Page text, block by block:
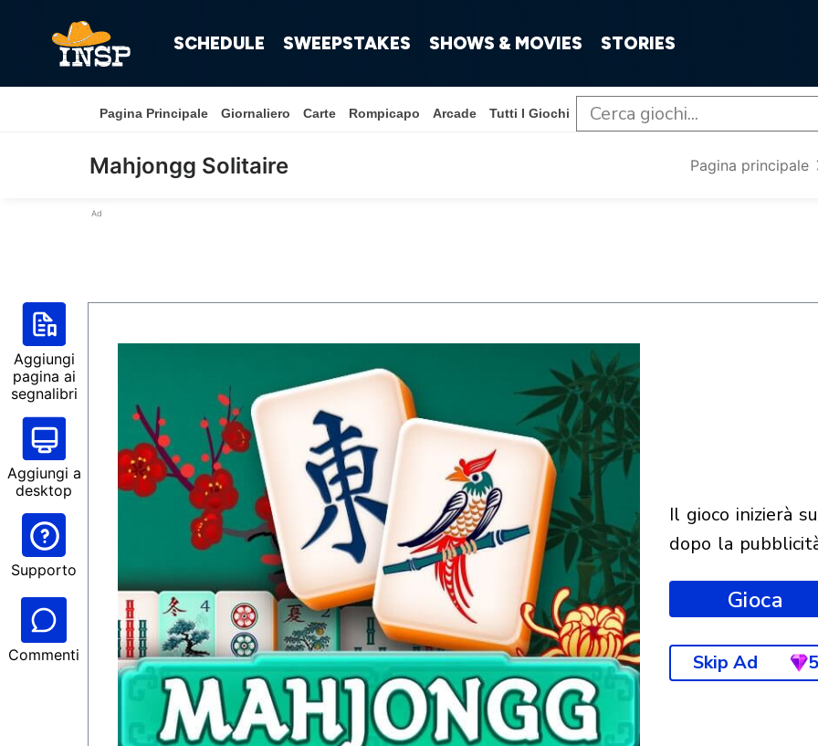
SCHEDULE SWEEPSTAKES SHOWS & MOVIES STORIES
Pagina Principale Giornaliero Carte Rompicapo Arcade Tutti I Giochi
Mahjongg Solitaire Pagina principale
Ad
Aggiungi
pagina ai
segnalibri
Aggiungi a
desktop
Supporto
Commenti
il gioco inizierà subito
dopo la
Gioca
Skip Ad 5